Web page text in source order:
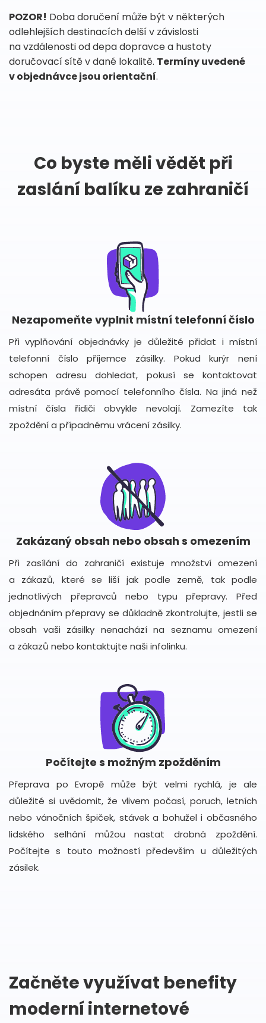
POZOR! Doba doručení může být v některých
odlehlejších destinacích delší v závislosti
na vzdálenosti od depa dopravce a hustoty
doručovací sítě v dané lokalitě. Termíny uvedené
v objednávce jsou orientační.
Co byste měli vědět při
zaslání balíku ze zahraničí
Nezapomeňte vyplnit místní telefonní číslo
Při vyplňování objednávky je důležité přidat i místní
telefonní číslo příjemce zásilky. Pokud kurýr není
schopen adresu dohledat, pokusí se kontaktovat
adresáta právě pomocí telefonního čísla. Na jiná než
místní čísla řidiči obvykle nevolají. Zamezíte tak
zpoždění a případnému vrácení zásilky.
Zakázaný obsah nebo obsah s omezením
Při zasílání do zahraničí existuje množství omezení
a zákazů, které se liší jak podle země, tak podle
jednotlivých přepravců nebo typu přepravy. Před
objednáním přepravy se důkladně zkontrolujte, jestli se
obsah vaši zásilky nenachází na seznamu omezení
a zákazů nebo kontaktujte naši infolinku.
Počítejte s možným zpožděním
Přeprava po Evropě může být velmi rychlá, je ale
důležité si uvědomit, že vlivem počasí, poruch, letních
nebo vánočních špiček, stávek a bohužel i občasného
lidského selhání můžou nastat drobná zpoždění.
Počítejte s touto možností především u důležitých
zásilek.
Začněte využívat benefity
moderní internetové